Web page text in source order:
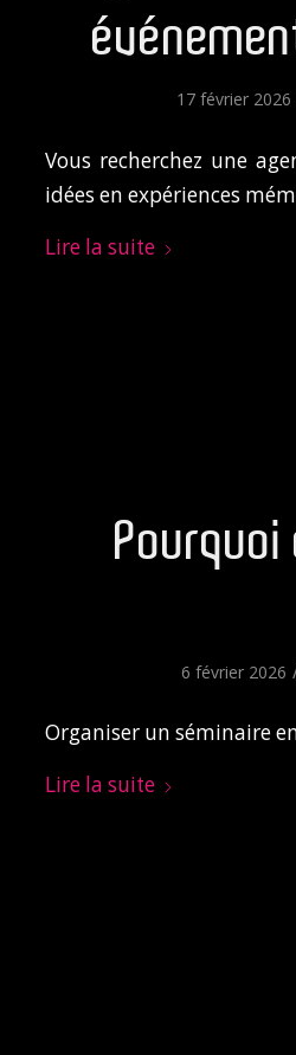
17 février 2026
Vous recherchez une
idées en expériences
Lire la suite
6 février 2026
Organiser un séminaire
Lire la suite